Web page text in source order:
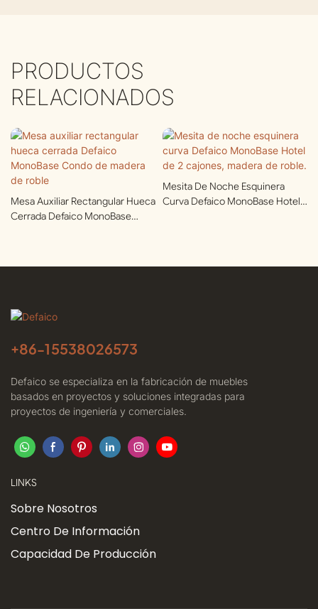
PRODUCTOS
RELACIONADOS
Mesa Auxiliar Rectangular Hueca
Cerrada Defaico MonoBase
Mesita De Noche Esquinera
Curva Defaico MonoBase Hotel
+86-15538026573
Defaico se especializa en la fabricación de muebles
basados ​​en proyectos y soluciones integradas para
proyectos de ingeniería y comerciales.
LINKS
Sobre Nosotros
Centro De Información
Capacidad De Producción